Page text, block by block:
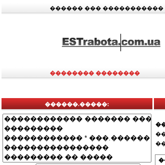
������ ��� �����������
�������� ��������
������.�����: